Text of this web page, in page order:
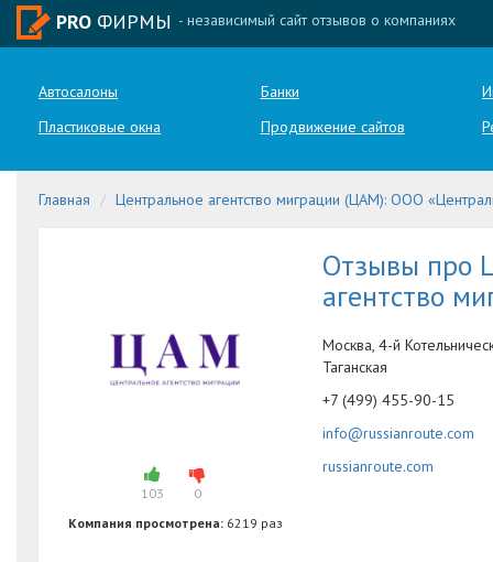
PRO ФИРМЫ - независимый сайт отзывов о компаниях
Автосалоны Банки
Пластиковые окна
Продвижение сайтов
Главная Центральное агентство миграции (ЦАМ): ООО
103
0
Компания просмотрена: 6219 раз
Отзывы про
агентство
Москва, 4-й
Таганская
+7 (499) 455-90-15
info@russianroute.com
russianroute.com